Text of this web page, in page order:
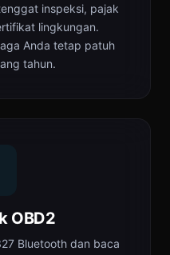
inspeksi, pajak
lingkungan.
Anda tetap patuh
tahun.
OBD2
Bluetooth dan baca